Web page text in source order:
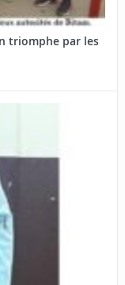
triomphe par les